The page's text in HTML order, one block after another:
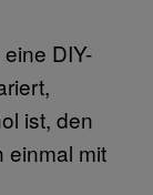
DIY-
ist, den
einmal mit